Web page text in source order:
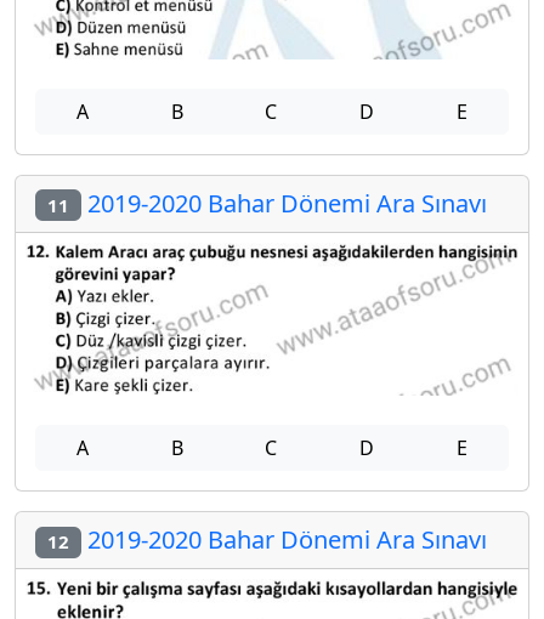
A B C D E
11 2019-2020 Bahar Dönemi Ara Sınavı
A B C D E
12 2019-2020 Bahar Dönemi Ara Sınavı